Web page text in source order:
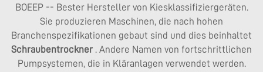
BOEEP -- Bester Hersteller von Kiesklassifiziergeräten.
Sie produzieren Maschinen, die nach hohen
Branchenspezifikationen gebaut sind und dies beinhaltet
Schraubentrockner . Andere Namen von fortschrittlichen
Pumpsystemen, die in Kläranlagen verwendet werden.